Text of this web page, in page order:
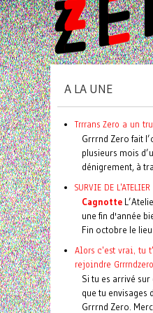
A LA UNE
Trrrans Zero a un
Grrrnd Zero fait
plusieurs mois
dénigrement, à
SURVIE DE L'ATELIER
Cagnotte
une fin d'année
Fin octobre le lieu
Alors c'est vrai, tu
rejoindre
Si tu es arrivé
que tu envisages
Grrrnd Zero.